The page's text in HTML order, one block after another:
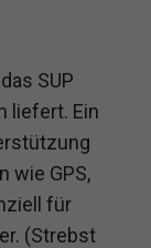
SUP
liefert. Ein
wie GPS,
für
(Strebst